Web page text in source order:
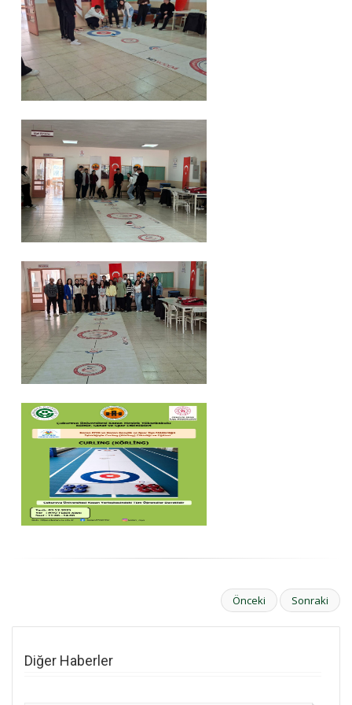
Önceki Sonraki
Diğer Haberler